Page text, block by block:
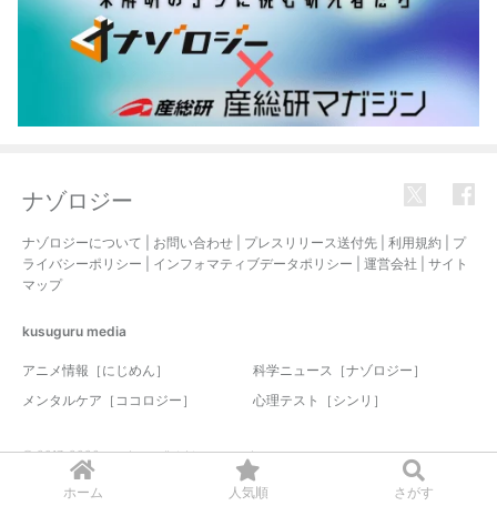
ホーム 人気順 さがす
ナゾロジー
ナゾロジーについて お問い合わせ プレスリリース送付先 利用規約
プ
ライバシーポリシー
インフォマティブデータポリシー 運営会社
サイト
マップ
kusuguru media
アニメ情報［にじめん］
科学ニュース［ナゾロジー］
メンタルケア［ココロジー］
心理テスト［シンリ］
© 2017-2026 nazology. all rights reserved.